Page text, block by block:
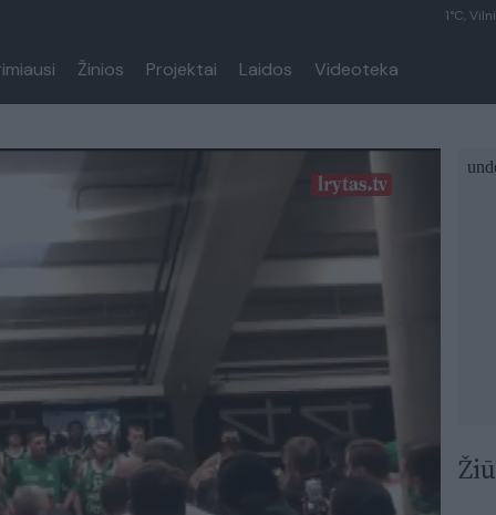
1°C,
Žinios Projektai Laidos Videoteka